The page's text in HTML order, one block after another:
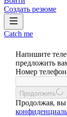
Создать резюме
Catch me
Напишите
предложить
Номер
Продолжить
Продолжая, вы